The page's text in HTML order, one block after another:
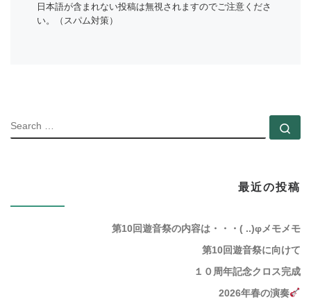
日本語が含まれない投稿は無視されますのでご注意くださ
い。（スパム対策）
最近の投稿
第10回遊音祭の内容は・・・( ..)φメモメモ
第10回遊音祭に向けて
１０周年記念クロス完成
2026年春の演奏